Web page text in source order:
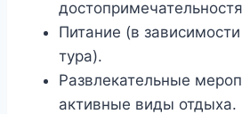
Питание (в
тура).
Развлекательные
активные виды отдыха.